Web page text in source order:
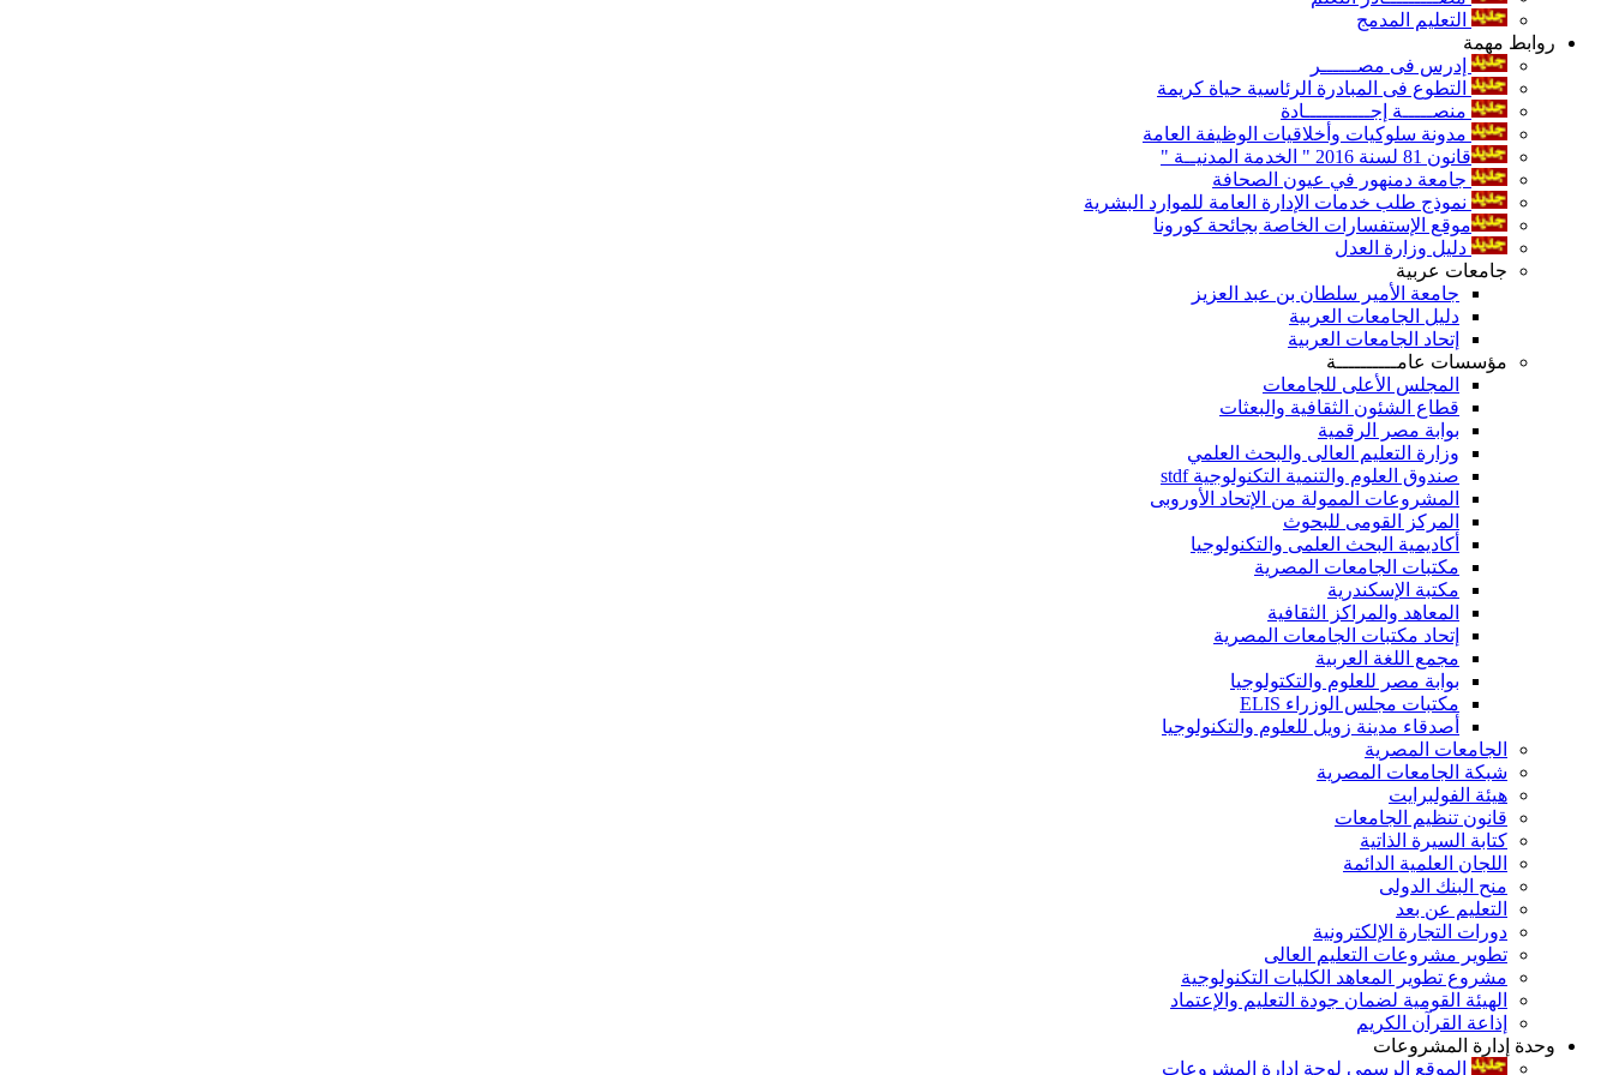
التعليم المدمج
روابط مهمة
إدرس فى مصــــــر
التطوع فى المبادرة الرئاسية حياة كريمة
منصـــــة إجـــــــــــادة
مدونة سلوكيات وأخلاقيات الوظيفة العامة
قانون 81 لسنة 2016 " الخدمة المدنيــة "
جامعة دمنهور في عيون الصحافة
نموذج طلب خدمات الإدارة العامة للموارد البشرية
موقع الإستفسارات الخاصة بجائحة كورونا
دليل وزارة العدل
جامعات عربية
جامعة الأمير سلطان بن عبد العزيز
دليل الجامعات العربية
إتحاد الجامعات العربية
مؤسسات عامــــــــــة
المجلس الأعلى للجامعات
قطاع الشئون الثقافية والبعثات
بوابة مصر الرقمية
وزارة التعليم العالى والبحث العلمي
صندوق العلوم والتنمية التكنولوجية stdf
المشروعات الممولة من الإتحاد الأوروبى
المركز القومى للبحوث
أكاديمية البحث العلمى والتكنولوجيا
مكتبات الجامعات المصرية
مكتبة الإسكندرية
المعاهد والمراكز الثقافية
إتحاد مكتبات الجامعات المصرية
مجمع اللغة العربية
بوابة مصر للعلوم والتكتولوجيا
مكتبات مجلس الوزراء ELIS
أصدقاء مدينة زويل للعلوم والتكنولوجيا
الجامعات المصرية
شبكة الجامعات المصرية
هيئة الفولبرايت
قانون تنظيم الجامعات
كتابة السيرة الذاتية
اللجان العلمية الدائمة
منح البنك الدولى
التعليم عن بعد
دورات التجارة الإلكترونية
تطوير مشروعات التعليم العالى
مشروع تطوير المعاهد الكليات التكنولوجية
الهيئة القومية لضمان جودة التعليم والإعتماد
إذاعة القرآن الكريم
وحدة إدارة المشروعات
الموقع الرسمى لوحة إدارة المشروعات